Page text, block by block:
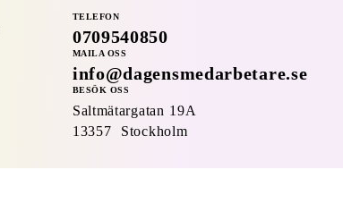
TELEFON
0709540850
MAILA OSS
info@dagensmedarbetare.se
BESÖK OSS
Saltmätargatan 19A
13357 Stockholm